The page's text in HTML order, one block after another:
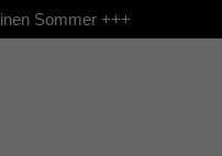
Sommer +++